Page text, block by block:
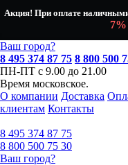
Акция! При оплате
7%
Ваш город?
8 495 374 87 75 8 800 500
ПН-ПТ с 9.00 до 21.00
Время московское.
О компании Доставка
клиентам Контакты
8 495 374 87 75
8 800 500 75 30
Ваш город?